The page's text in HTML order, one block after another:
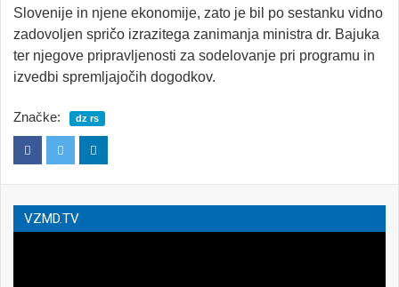
Slovenije in njene ekonomije, zato je bil po sestanku vidno
zadovoljen spričo izrazitega zanimanja ministra dr. Bajuka
ter njegove pripravljenosti za sodelovanje pri programu in
izvedbi spremljajočih dogodkov.
Značke: dz rs
VZMD.TV